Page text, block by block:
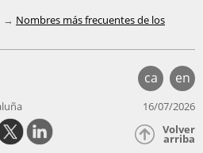
Nombres más frecuentes de los
ca en
16/07/2026
Volver
arriba